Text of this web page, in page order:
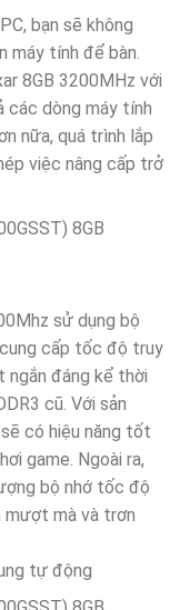
bạn sẽ không
máy tính để bàn.
8GB 3200MHz với
dòng máy tính
nữa, quá trình lắp
việc nâng cấp trở
8GB
sử dụng bộ
cấp tốc độ truy
ngắn đáng kể thời
cũ. Với sản
có hiệu năng tốt
game. Ngoài ra,
bộ nhớ tốc độ
mượt mà và trơn
tự động